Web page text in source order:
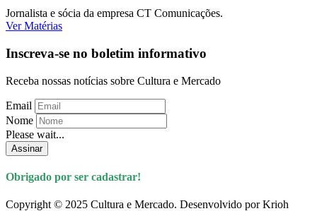
Jornalista e sócia da empresa CT Comunicações.
Ver Matérias
Inscreva-se no boletim informativo
Receba nossas notícias sobre Cultura e Mercado
Email
Nome
Please wait...
Assinar
Obrigado por ser cadastrar!
Copyright © 2025 Cultura e Mercado. Desenvolvido por Krioh